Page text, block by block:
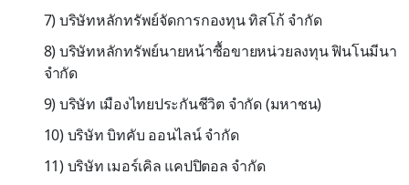
7) บริษัทหลักทรัพย์จัดการกองทุน ทิสโก้ จำกัด
8) บริษัทหลักทรัพย์นายหน้าซื้อขายหน่วยลงทุน ฟินโนมีนา
จำกัด
9) บริษัท เมืองไทยประกันชีวิต จำกัด (มหาชน)
10) บริษัท บิทคับ ออนไลน์ จำกัด
11) บริษัท เมอร์เคิล แคปปิตอล จำกัด